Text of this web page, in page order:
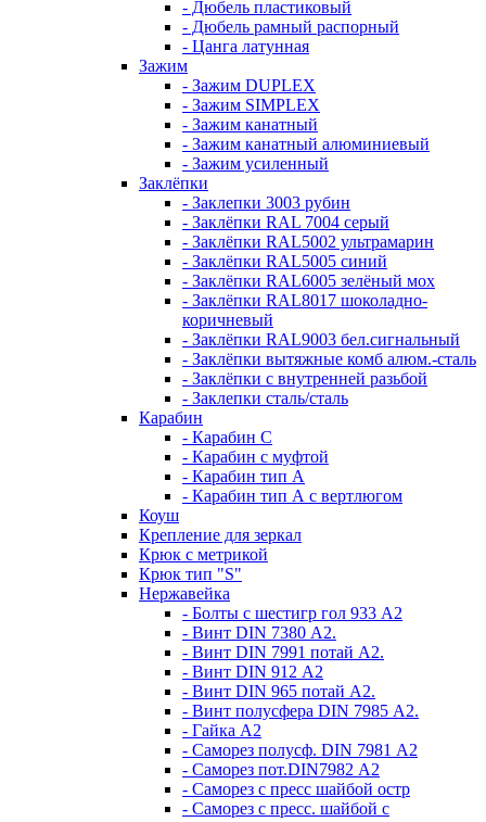
- Дюбель пластиковый
- Дюбель рамный распорный
- Цанга латунная
Зажим
- Зажим DUPLEX
- Зажим SIMPLEX
- Зажим канатный
- Зажим канатный алюминиевый
- Зажим усиленный
Заклёпки
- Заклепки 3003 рубин
- Заклёпки RAL 7004 серый
- Заклёпки RAL5002 ультрамарин
- Заклёпки RAL5005 синий
- Заклёпки RAL6005 зелёный мох
- Заклёпки RAL8017 шоколадно-
коричневый
- Заклёпки RAL9003 бел.сигнальный
- Заклёпки вытяжные комб алюм.-сталь
- Заклёпки с внутренней разьбой
- Заклепки сталь/сталь
Карабин
- Карабин С
- Карабин с муфтой
- Карабин тип А
- Карабин тип А с вертлюгом
Коуш
Крепление для зеркал
Крюк с метрикой
Крюк тип "S"
Нержавейка
- Болты с шестигр гол 933 А2
- Винт DIN 7380 А2.
- Винт DIN 7991 потай А2.
- Винт DIN 912 А2
- Винт DIN 965 потай А2.
- Винт полусфера DIN 7985 А2.
- Гайка А2
- Саморез полусф. DIN 7981 А2
- Саморез пот.DIN7982 А2
- Саморез с пресс шайбой остр
- Саморез с пресс. шайбой с